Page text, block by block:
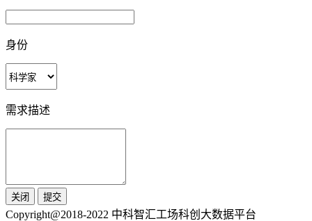
身份
需求描述
关闭 提交
Copyright@2018-2022 中科智汇工场科创大数据平台